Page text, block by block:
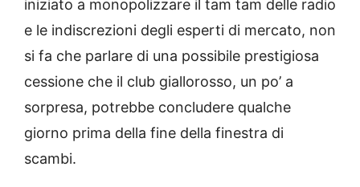
iniziato a monopolizzare il tam tam delle radio
e le indiscrezioni degli esperti di mercato, non
si fa che parlare di una possibile prestigiosa
cessione che il club giallorosso, un po’ a
sorpresa, potrebbe concludere qualche
giorno prima della fine della finestra di
scambi.